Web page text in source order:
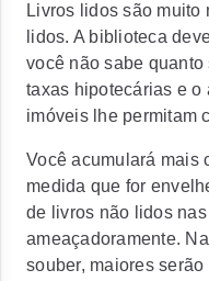
Livros lidos são
lidos. A biblioteca
você não sabe
taxas hipotecárias e o
imóveis lhe permitam
Você acumulará mais
medida que for
de livros não lidos
ameaçadoramente.
souber, maiores